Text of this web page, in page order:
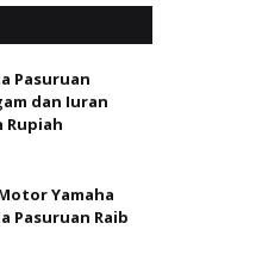
Pasuruan
dan Iuran
Rupiah
Yamaha
Pasuruan Raib